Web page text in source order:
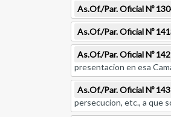
As.Of./Par. Oficial Nº
As.Of./Par. Oficial Nº
As.Of./Par. Oficial Nº
presentacion en esa
As.Of./Par. Oficial Nº
persecucion, etc., a que